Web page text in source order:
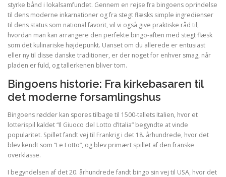
styrke bånd i lokalsamfundet. Gennem en rejse fra bingoens oprindelse
til dens moderne inkarnationer og fra stegt flæsks simple ingredienser
til dens status som national favorit, vil vi også give praktiske råd til,
hvordan man kan arrangere den perfekte bingo-aften med stegt flæsk
som det kulinariske højdepunkt. Uanset om du allerede er entusiast
eller ny til disse danske traditioner, er der noget for enhver smag, når
pladen er fuld, og tallerkenen bliver tom.
Bingoens historie: Fra kirkebasaren til
det moderne forsamlingshus
Bingoens rødder kan spores tilbage til 1500-tallets Italien, hvor et
lotterispil kaldet “Il Giuoco del Lotto d’Italia” begyndte at vinde
popularitet. Spillet fandt vej til Frankrig i det 18. århundrede, hvor det
blev kendt som “Le Lotto”, og blev primært spillet af den franske
overklasse.
I begyndelsen af det 20. århundrede fandt bingo sin vej til USA, hvor det